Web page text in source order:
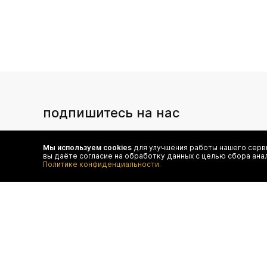
подпишитесь на нас
и специальным предложениям authentica.love
Мы используем cookies для улучшения работы нашего
вы даёте согласие на обработку данных с целью сбора
Политике конфиденциальности.